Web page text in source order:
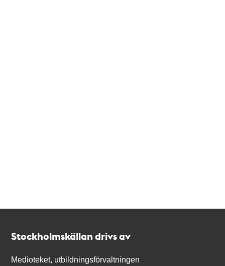
Stockholmskällan drivs av
Medioteket, utbildningsförvaltningen